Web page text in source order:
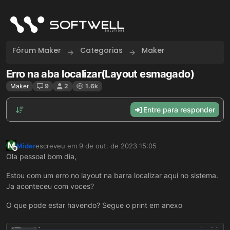
Fórum Maker Categorias Maker
Erro na aba localizar(Layout esmagado)
Maker 9 2 1.6k
Entre para responder
M
Offline
Miderescreveu em 9 de out. de 2023 15:05
última edição por
Ola pessoal bom dia,
Estou com um erro no layout na barra localizar aqui no sistema.
Ja aconteceu com voces?
O que pode estar havendo? Segue o print em anexo